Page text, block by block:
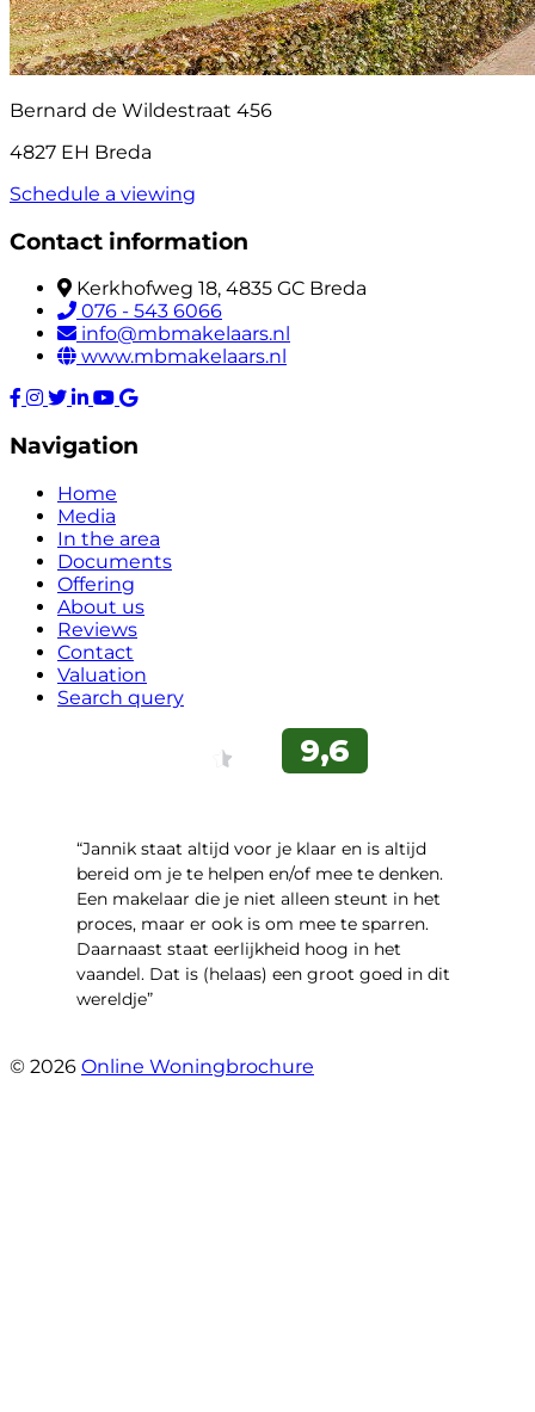
Bernard de Wildestraat 456
4827 EH Breda
Schedule a viewing
Contact information
Kerkhofweg 18, 4835 GC Breda
076 - 543 6066
info@mbmakelaars.nl
www.mbmakelaars.nl
Navigation
Home
Media
In the area
Documents
Offering
About us
Reviews
Contact
Valuation
Search query
“Jannik staat altijd voor je klaar en is altijd
bereid om je te helpen en/of mee te denken.
Een makelaar die je niet alleen steunt in het
proces, maar er ook is om mee te sparren.
Daarnaast staat eerlijkheid hoog in het
vaandel. Dat is (helaas) een groot goed in dit
wereldje”
© 2026 Online Woningbrochure